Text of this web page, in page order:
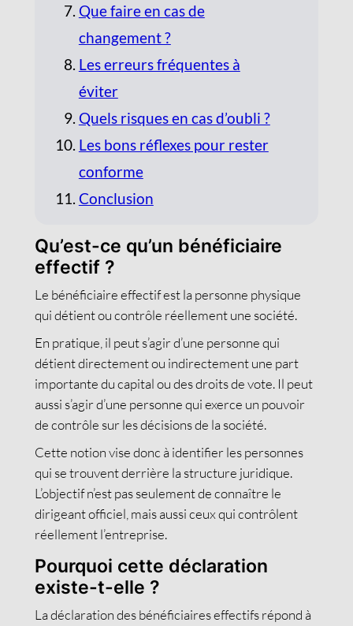
Que faire en cas de
changement ?
Les erreurs fréquentes à
éviter
Quels risques en cas d’oubli ?
Les bons réflexes pour rester
conforme
Conclusion
Qu’est-ce qu’un bénéficiaire
effectif ?
Le bénéficiaire effectif est la personne physique
qui détient ou contrôle réellement une société.
En pratique, il peut s’agir d’une personne qui
détient directement ou indirectement une part
importante du capital ou des droits de vote. Il peut
aussi s’agir d’une personne qui exerce un pouvoir
de contrôle sur les décisions de la société.
Cette notion vise donc à identifier les personnes
qui se trouvent derrière la structure juridique.
L’objectif n’est pas seulement de connaître le
dirigeant officiel, mais aussi ceux qui contrôlent
réellement l’entreprise.
Pourquoi cette déclaration
existe-t-elle ?
La déclaration des bénéficiaires effectifs répond à